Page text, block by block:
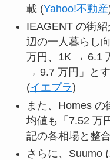
載 (Yahoo!不動産
IEAGENT の街
辺の一人暮らし
万円、1K → 6.1
→ 9.7 万円」と
(イエプラ)
また、Homes
均値も「7.52 万
記の各相場と整
さらに、Suumo